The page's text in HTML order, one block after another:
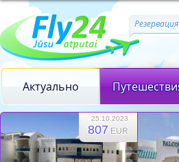
Актуально
25.10.2023
807 EUR